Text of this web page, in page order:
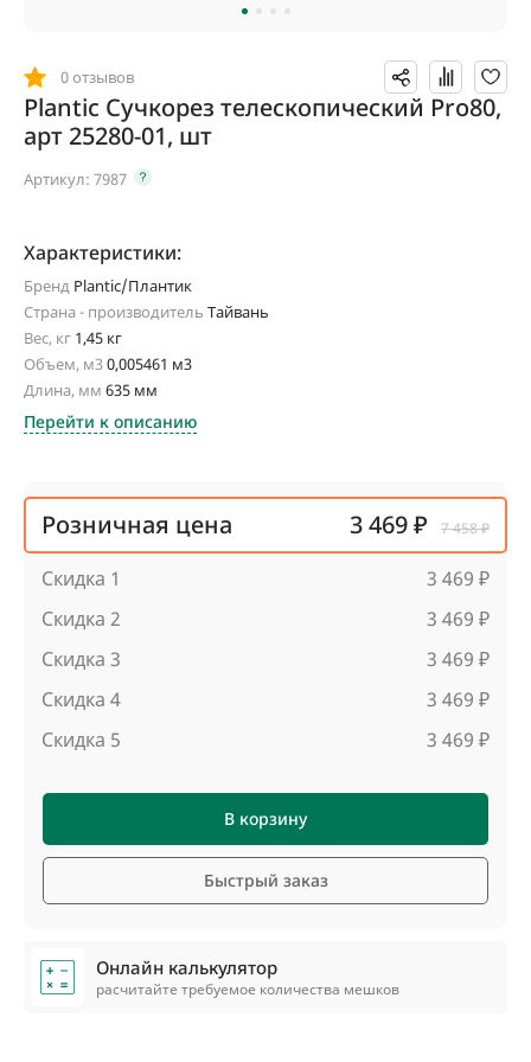
0 отзывов
Plantic Сучкорез телескопический Pro80,
арт 25280-01, шт
Артикул: 7987
Характеристики:
Бренд Plantic/Плантик
Страна - производитель Тайвань
Вес, кг 1,45 кг
Объем, м30,005461 м3
Длина, мм 635 мм
Перейти к описанию
Розничная цена 3 469 ₽ 7 458 ₽
Скидка 1
3 469 ₽
Скидка 2
3 469 ₽
Скидка 3
3 469 ₽
Скидка 4
3 469 ₽
Скидка 5
3 469 ₽
В корзину
Быстрый заказ
Онлайн калькулятор
расчитайте требуемое количества мешков